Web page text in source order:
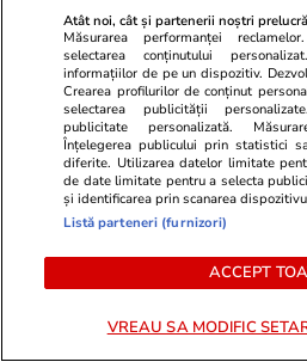
expirată. Comisarii ANPC au
amenzi uriașe pe litoral în plin
sezon estival
Știri România
Raul Cârstocea, istoric
specializat în antisemitism:
„Luptătorii din rezistența din
aveau conexiuni legionare
Atât noi, cât și partenerii noștri
Măsurarea performanței
selectarea conținutului
informațiilor de pe un dispozitiv.
Crearea profilurilor de conținut
selectarea publicității
publicitate personalizată.
Înțelegerea publicului prin statistici
diferite. Utilizarea datelor limitate
de date limitate pentru a selecta
și identificarea prin scanarea
Listă parteneri (furnizori)
ACCEPT
VREAU SA MODIFIC